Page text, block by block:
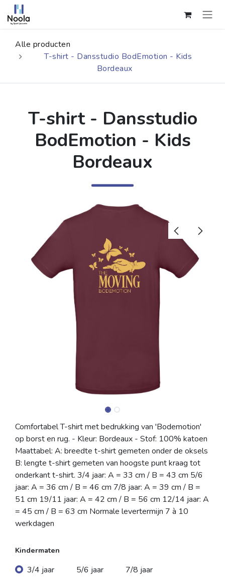
Overslaan naar inhoud
Alle producten
T-shirt - Dansstudio BodEmotion - Kids
Bordeaux
T-shirt - Dansstudio
BodEmotion - Kids
Bordeaux
Comfortabel T-shirt met bedrukking van 'Bodemotion'
op borst en rug. - Kleur: Bordeaux - Stof: 100% katoen
Maattabel: A: breedte t-shirt gemeten onder de oksels
B: lengte t-shirt gemeten van hoogste punt kraag tot
onderkant t-shirt. 3/4 jaar: A = 33 cm / B = 43 cm 5/6
jaar: A = 36 cm / B = 46 cm 7/8 jaar: A = 39 cm / B =
51 cm 19/11 jaar: A = 42 cm / B = 56 cm 12/14 jaar: A
= 45 cm / B = 63 cm Normale levertermijn 7 à 10
werkdagen
Kindermaten
3/4 jaar 5/6 jaar 7/8 jaar